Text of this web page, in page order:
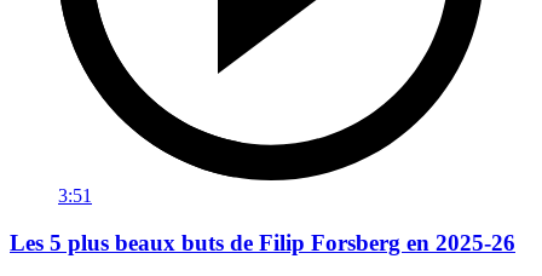
3:51
Les 5 plus beaux buts de Filip Forsberg en 2025-26